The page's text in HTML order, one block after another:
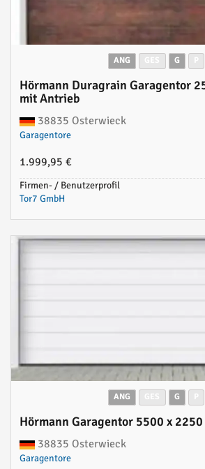
ANG G
Hörmann Duragrain Garagentor
mit Antrieb
38835 Osterwieck
Garagentore
1.999,95 €
Firmen- / Benutzerprofil
Tor7 GmbH
ANG G
Hörmann Garagentor 5500 x
38835 Osterwieck
Garagentore